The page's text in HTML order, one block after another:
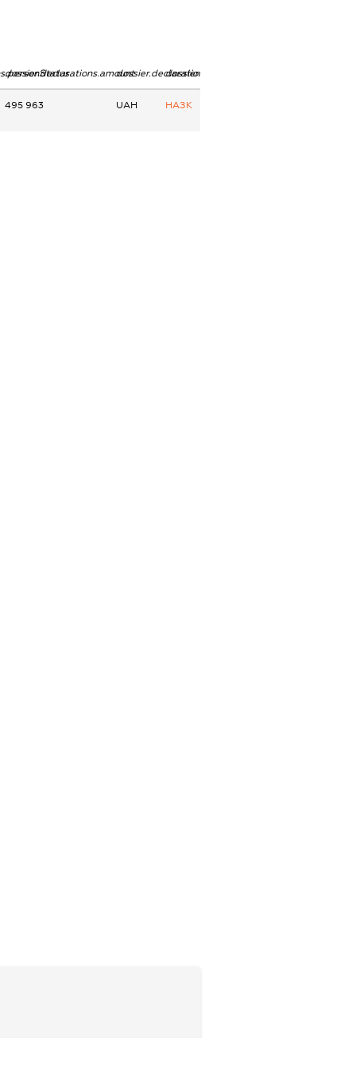
dossier.declarations.amountdossier.declarations.currency
dossier.declarations.source
495 963 UAH НАЗК